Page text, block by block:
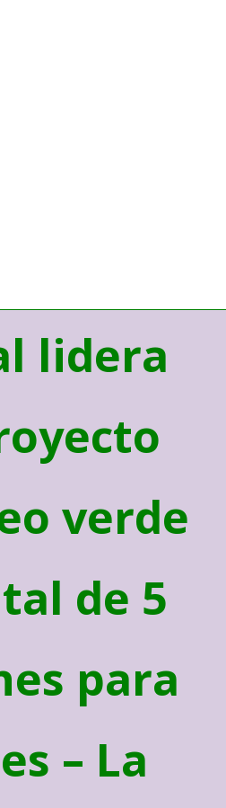
lidera
verde
de 5
para
– La